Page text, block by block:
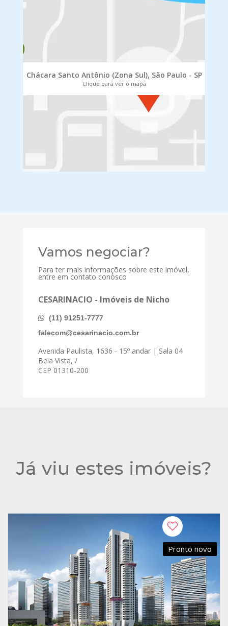
Chácara Santo Antônio (Zona Sul), São Paulo - SP
Clique para ver o mapa
Vamos negociar?
Para ter mais informações sobre este imóvel,
entre em contato conosco
CESARINACIO - Imóveis de Nicho
(11) 91251-7777
falecom@cesarinacio.com.br
Avenida Paulista, 1636 - 15º andar | Sala 04
Bela Vista, /
CEP 01310-200
Já viu estes imóveis?
Pronto novo